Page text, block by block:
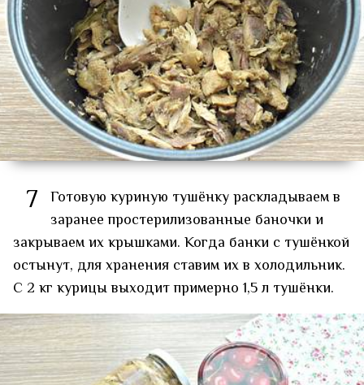
7 Готовую куриную тушёнку раскладываем в
заранее простерилизованные баночки и
закрываем их крышками. Когда банки с тушёнкой
остынут, для хранения ставим их в холодильник.
С 2 кг курицы выходит примерно 1,5 л тушёнки.